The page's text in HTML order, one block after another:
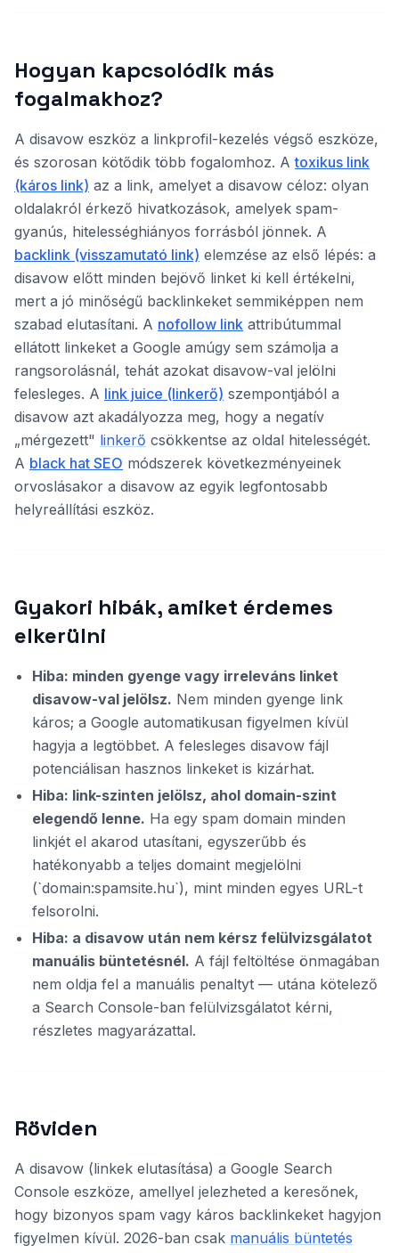
Hogyan kapcsolódik más
fogalmakhoz?
A disavow eszköz a linkprofil-kezelés végső eszköze,
és szorosan kötődik több fogalomhoz. Atoxikus link
(káros link) az a link, amelyet a disavow céloz: olyan
oldalakról érkező hivatkozások, amelyek spam-
gyanús, hitelességhiányos forrásból jönnek. A
backlink (visszamutató link) elemzése az első lépés: a
disavow előtt minden bejövő linket ki kell értékelni,
mert a jó minőségű backlinkeket semmiképpen nem
szabad elutasítani. A nofollow link attribútummal
ellátott linkeket a Google amúgy sem számolja a
rangsorolásnál, tehát azokat disavow-val jelölni
felesleges. A link juice (linkerő) szempontjából a
disavow azt akadályozza meg, hogy a negatív
„mérgezett" linkerő csökkentse az oldal hitelességét.
A black hat SEO módszerek következményeinek
orvoslásakor a disavow az egyik legfontosabb
helyreállítási eszköz.
Gyakori hibák, amiket érdemes
elkerülni
Hiba: minden gyenge vagy irreleváns linket
disavow-val jelölsz. Nem minden gyenge link
káros; a Google automatikusan figyelmen kívül
hagyja a legtöbbet. A felesleges disavow fájl
potenciálisan hasznos linkeket is kizárhat.
Hiba: link-szinten jelölsz, ahol domain-szint
elegendő lenne. Ha egy spam domain minden
linkjét el akarod utasítani, egyszerűbb és
hatékonyabb a teljes domaint megjelölni
(`domain:spamsite.hu`), mint minden egyes URL-t
felsorolni.
Hiba: a disavow után nem kérsz felülvizsgálatot
manuális büntetésnél. A fájl feltöltése önmagában
nem oldja fel a manuális penaltyt — utána kötelező
a Search Console-ban felülvizsgálatot kérni,
részletes magyarázattal.
Röviden
A disavow (linkek elutasítása) a Google Search
Console eszköze, amellyel jelezheted a keresőnek,
hogy bizonyos spam vagy káros backlinkeket hagyjon
figyelmen kívül. 2026-ban csak manuális büntetés